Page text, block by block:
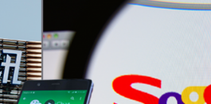
日斥6.28萬億日圓干預創新高
分彈藥庫存緊張
押注未上市公司
息增15%至47仙
看好貿易及消費表現